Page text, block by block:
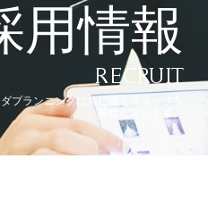
用情報
RECRUIT
プランニングは共に働くスタッフを
募集しています。